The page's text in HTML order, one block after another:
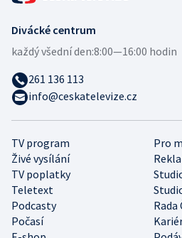
TV program
Pro
Živé vysílání
TV poplatky
Teletext
Podcasty
Rada
Počasí
Divácké centrum
každý všední den:8:00—16:00 hodin
261 136 113
info@ceskatelevize.cz